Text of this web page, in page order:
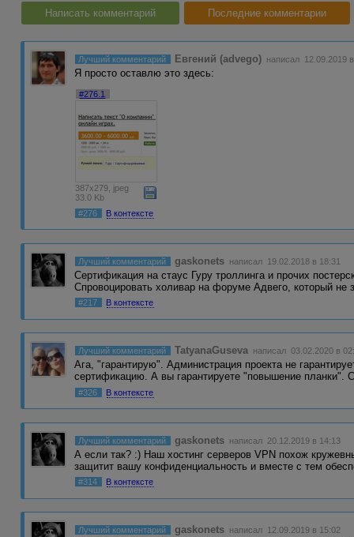
Написать комментарий Последние комментарии
Лучший комментарий Евгений (advego) написал 12.09.2019
Я просто оставлю это здесь:
#276.1
387x279, jpeg
33.0 Kb
#276
В контексте
Лучший комментарий gaskonets написал 19.02.2018 в 18:31
Сертификация на стаус Гуру троллинга и прочих
Спровоцировать холивар на форуме Адвего, который не
#217 В контексте
Лучший комментарий TatyanaGuseva написал 03.02.2020 в
Ага, "гарантирую". Администрация проекта не
сертификацию. А вы гарантируете "повышение планки".
#326 В контексте
Лучший комментарий gaskonets написал 20.12.2019 в 14:13
А если так? :) Наш хостинг серверов VPN похож
защитит вашу конфиденциальность и вместе с тем
#314 В контексте
Лучший комментарий gaskonets написал 12.09.2019 в 15:02